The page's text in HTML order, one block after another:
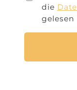
die
gelesen